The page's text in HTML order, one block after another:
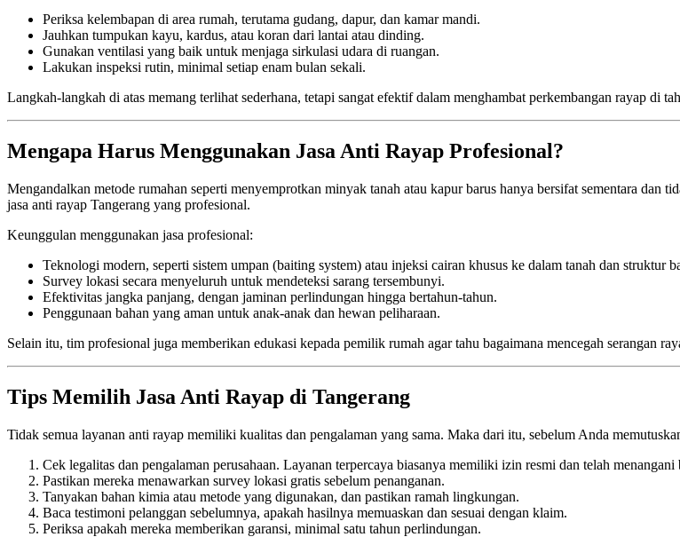
Periksa kelembapan di area rumah, terutama gudang, dapur, dan kamar mandi.
Jauhkan tumpukan kayu, kardus, atau koran dari lantai atau dinding.
Gunakan ventilasi yang baik untuk menjaga sirkulasi udara di ruangan.
Lakukan inspeksi rutin, minimal setiap enam bulan sekali.
Langkah-langkah di atas memang terlihat sederhana, tetapi sangat efektif dalam menghambat perkembangan rayap di
Mengapa Harus Menggunakan Jasa Anti Rayap Profesional?
Mengandalkan metode rumahan seperti menyemprotkan minyak tanah atau kapur barus hanya bersifat sementara dan
jasa anti rayap Tangerang yang profesional.
Keunggulan menggunakan jasa profesional:
Teknologi modern, seperti sistem umpan (baiting system) atau injeksi cairan khusus ke dalam tanah dan struktur
Survey lokasi secara menyeluruh untuk mendeteksi sarang tersembunyi.
Efektivitas jangka panjang, dengan jaminan perlindungan hingga bertahun-tahun.
Penggunaan bahan yang aman untuk anak-anak dan hewan peliharaan.
Selain itu, tim profesional juga memberikan edukasi kepada pemilik rumah agar tahu bagaimana mencegah serangan
Tips Memilih Jasa Anti Rayap di Tangerang
Tidak semua layanan anti rayap memiliki kualitas dan pengalaman yang sama. Maka dari itu, sebelum Anda
Cek legalitas dan pengalaman perusahaan. Layanan terpercaya biasanya memiliki izin resmi dan telah menangani
Pastikan mereka menawarkan survey lokasi gratis sebelum penanganan.
Tanyakan bahan kimia atau metode yang digunakan, dan pastikan ramah lingkungan.
Baca testimoni pelanggan sebelumnya, apakah hasilnya memuaskan dan sesuai dengan klaim.
Periksa apakah mereka memberikan garansi, minimal satu tahun perlindungan.